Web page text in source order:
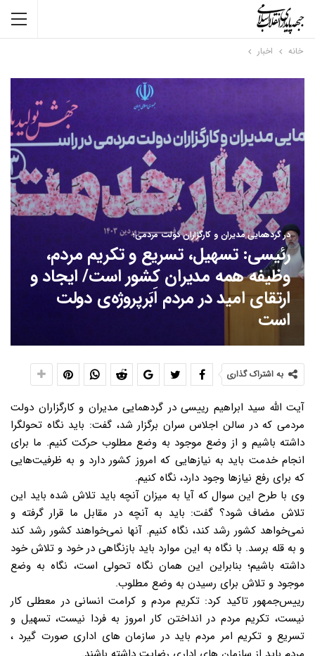
خانه اخبار
در گردهمایی مدیران و کارگزاران دولت مردمی؛
رئیسی: تسهیل، تسریع و تکریم مردم،
وظیفه همه مدیران کشور است/ ایجاد و
ارتقای امید در مردم اَبَرپروژه‌ی دولت
است
به اشتراک گذاری
آیت الله سید ابراهیم رییسی در گردهمایی مدیران و کارگزاران دولت
مردمی که در سالن اجلاس سران برگزار شد، گفت: باید نگاه تحولگرا
داشته باشیم و از وضع موجود به وضع مطلوب حرکت کنیم. ما برای
انجام خدمت باید به نیازهایی که امروز کشور دارد و به ظرفیت‌هایی
که برای رفع نیازها وجود دارد، نگاه کنیم.
وی با طرح این سوال که آیا به میزان آنچه باید تلاش شده باید این
تلاش مضاف شود؟ گفت: باید به آنچه در مقابل ما قرار گرفته و
نمی‌خواهد کشور رشد کند، نگاه کنیم. آنها نمی‌خواهند کشور رشد کند
و به قله برسد. با نگاه به این موارد باید بازنگاهی در خود و تلاش خود
داشته باشیم؛ بنابراین این همان نگاه تحولی است، نگاه به وضع
موجود و تلاش برای رسیدن به وضع مطلوب.
رییس‌جمهور تاکید کرد: تکریم مردم و کرامت انسانی در معطلی کار
نیست، تکریم مردم در انداختن کار امروز به فردا نیست، تسهیل و
تسریع و تکریم امر مردم باید در سازمان های اداری صورت گیرد ،